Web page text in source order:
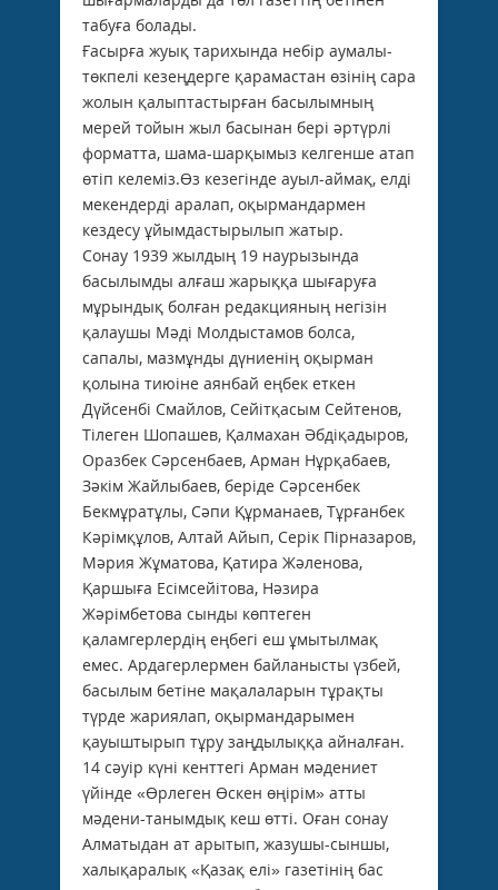
табуға болады.
Ғасырға жуық тарихында небір аумалы-
төкпелі кезеңдерге қарамастан өзінің сара
жолын қалыптастырған басылымның
мерей тойын жыл басынан бері әртүрлі
форматта, шама-шарқымыз келгенше атап
өтіп келеміз.Өз кезегінде ауыл-аймақ, елді
мекендерді аралап, оқырмандармен
кездесу ұйымдастырылып жатыр.
Сонау 1939 жылдың 19 наурызында
басылымды алғаш жарыққа шығаруға
мұрындық болған редакцияның негізін
қалаушы Мәді Молдыстамов болса,
сапалы, мазмұнды дүниенің оқырман
қолына тиюіне аянбай еңбек еткен
Дүйсенбі Смайлов, Сейітқасым Сейтенов,
Тілеген Шопашев, Қалмахан Әбдіқадыров,
Оразбек Сәрсенбаев, Арман Нұрқабаев,
Зәкім Жайлыбаев, беріде Сәрсенбек
Бекмұратұлы, Сәпи Құрманаев, Тұрғанбек
Кәрімқұлов, Алтай Айып, Серік Пірназаров,
Мәрия Жұматова, Қатира Жәленова,
Қаршыға Есімсейітова, Нәзира
Жәрімбетова сынды көптеген
қаламгерлердің еңбегі еш ұмытылмақ
емес. Ардагерлермен байланысты үзбей,
басылым бетіне мақалаларын тұрақты
түрде жариялап, оқырмандарымен
қауыштырып тұру заңдылыққа айналған.
14 сәуір күні кенттегі Арман мәдениет
үйінде «Өрлеген Өскен өңірім» атты
мәдени-танымдық кеш өтті. Оған сонау
Алматыдан ат арытып, жазушы-сыншы,
халықаралық «Қазақ елі» газетінің бас